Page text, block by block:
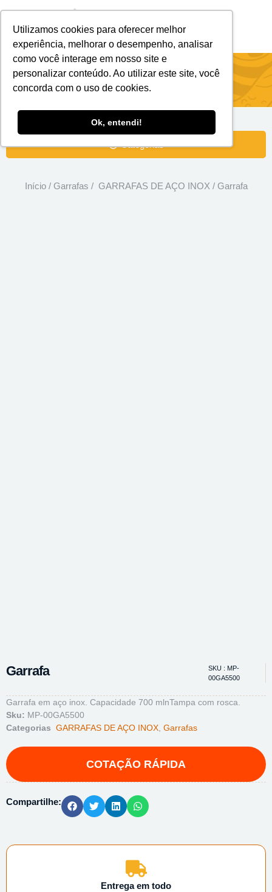
Utilizamos cookies para oferecer melhor
experiência, melhorar o desempenho, analisar
como você interage em nosso site e
personalizar conteúdo. Ao utilizar este site, você
concorda com o uso de cookies.
Ok, entendi!
Garrafa
Categorias
Início/ Garrafas / GARRAFAS DE AÇO INOX / Garrafa
Garrafa
SKU : MP-
00GA5500
Garrafa em aço inox. Capacidade 700 mlnTampa com rosca.
Sku: MP-00GA5500
Categorias GARRAFAS DE AÇO INOX Garrafas
Compartilhe:
Entrega em todo